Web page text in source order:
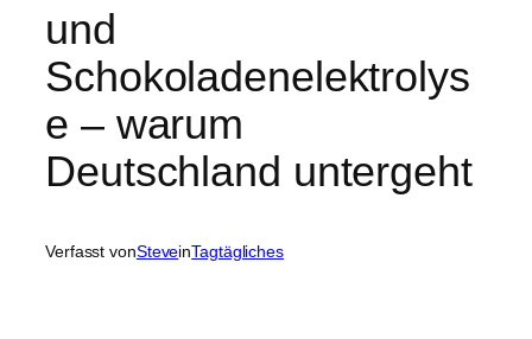
und
Schokoladenelektrolys
e – warum
Deutschland untergeht
Verfasst vonSteveinTagtägliches